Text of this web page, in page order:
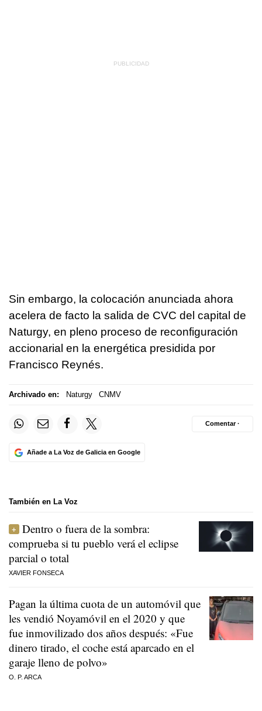
Sin embargo, la colocación anunciada ahora
acelera de facto la salida de CVC del capital de
Naturgy, en pleno proceso de reconfiguración
accionarial en la energética presidida por
Francisco Reynés.
Archivado en: Naturgy CNMV
Añade a La Voz de Galicia en Google
Comentar ·
También en La Voz
Dentro o fuera de la sombra:
comprueba si tu pueblo verá el eclipse
parcial o total
XAVIER FONSECA
Pagan la última cuota de un automóvil que
les vendió Noyamóvil en el 2020 y que
fue inmovilizado dos años después: «Fue
dinero tirado, el coche está aparcado en el
garaje lleno de polvo»
O. P. ARCA